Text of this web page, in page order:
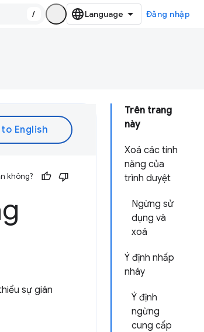
/ Đăng nhập
Trên trang
này
Xoá các tính
năng của
trình duyệt
Ngừng sử
dụng và
xoá
Ý định nhấp
nháy
Ý định
ngừng
cung cấp
không?
sự gián